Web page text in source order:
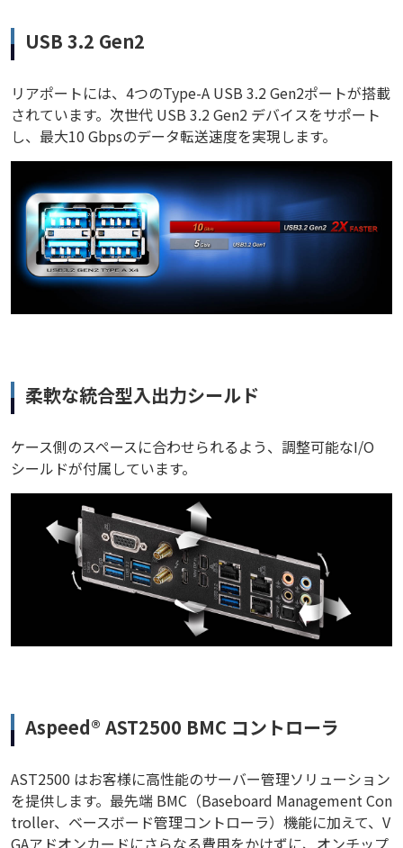
USB 3.2 Gen2
リアポートには、4つのType-A USB 3.2 Gen2ポートが搭載
されています。次世代 USB 3.2 Gen2 デバイスをサポート
し、最大10 Gbpsのデータ転送速度を実現します。
柔軟な統合型入出力シールド
ケース側のスペースに合わせられるよう、調整可能なI/O
シールドが付属しています。
Aspeed® AST2500 BMC コントローラ
AST2500 はお客様に高性能のサーバー管理ソリューション
を提供します。最先端 BMC（Baseboard Management Con
troller、ベースボード管理コントローラ）機能に加えて、V
GAアドオンカードにさらなる費用をかけずに、オンチップ